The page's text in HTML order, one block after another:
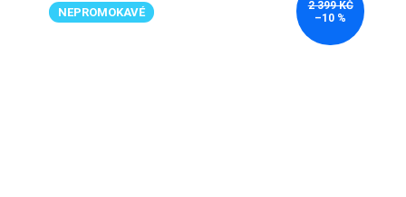
NEPROMOKAVÉ
2 399 KČ
–10 %